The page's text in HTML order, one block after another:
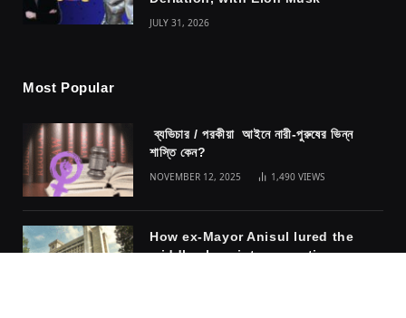
JULY 31, 2026
Most Popular
ব্যভিচার / পরকীয়া আইনে নারী-পুরুষের ভিন্ন
শাস্তি কেন?
NOVEMBER 12, 2025 1,490 VIEWS
How ex-Mayor Anisul lured the
middle class into accepting